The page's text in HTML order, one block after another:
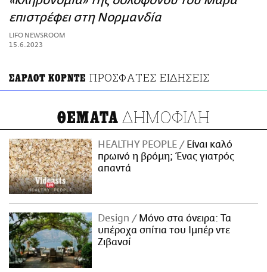
ΑΜΠΑ
PRINT
επιστρέφει στη Νορμανδία
LIFO NEWSROOM
15.6.2023
ΣΑΡΛΟΤ ΚΟΡΝΤΕ ΠΡΟΣΦΑΤΕΣ ΕΙΔΗΣΕΙΣ
ΘΕΜΑΤΑ ΔΗΜΟΦΙΛΗ
HEALTHY PEOPLE
Είναι καλό
πρωινό η βρόμη; Ένας γιατρός
απαντά
Design
Μόνο στα όνειρα: Τα
υπέροχα σπίτια του Ιμπέρ ντε
Ζιβανσί